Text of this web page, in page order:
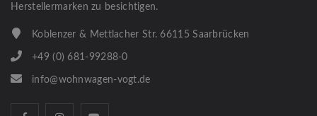
Herstellermarken zu besichtigen.
Koblenzer & Mettlacher Str. 66115 Saarbrücken
+49 (0) 681-99288-0
info@wohnwagen-vogt.de